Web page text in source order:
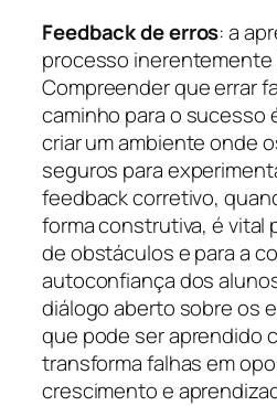
Feedback de erros: a
processo inerentemente
Compreender que errar
caminho para o sucesso
criar um ambiente onde
seguros para
feedback corretivo,
forma construtiva, é vital
de obstáculos e para a
autoconfiança dos
diálogo aberto sobre os
que pode ser aprendido
transforma falhas em
crescimento e